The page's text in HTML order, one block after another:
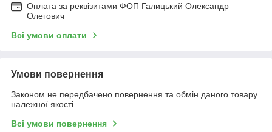
Оплата за реквізитами ФОП Галицький Олександр
Олегович
Всі умови оплати
Умови повернення
Законом не передбачено повернення та обмін даного товару
належної якості
Всі умови повернення